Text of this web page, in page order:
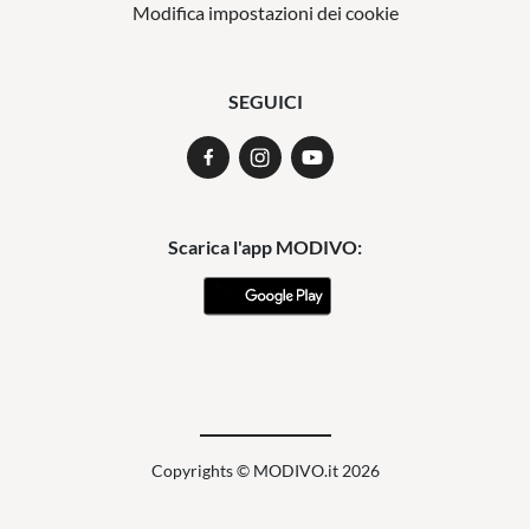
Modifica impostazioni dei cookie
SEGUICI
Scarica l'app MODIVO:
Copyrights © MODIVO.it 2026